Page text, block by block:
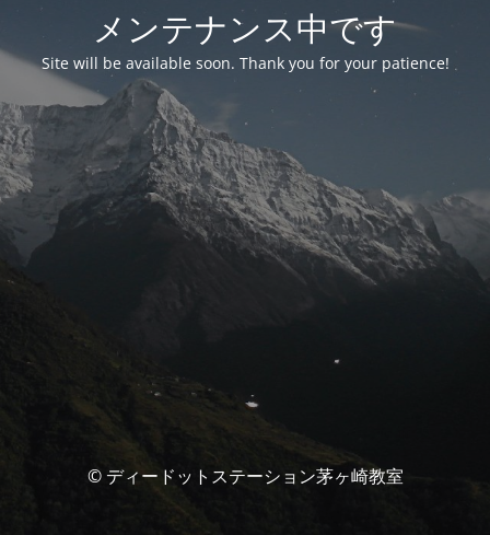
メンテナンス中です
Site will be available soon. Thank you for your patience!
© ディードットステーション茅ヶ崎教室